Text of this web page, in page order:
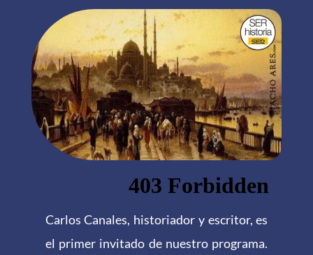
Carlos Canales, historiador y escritor, es
el primer invitado de nuestro programa.